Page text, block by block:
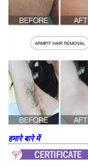
हमारे बारे में